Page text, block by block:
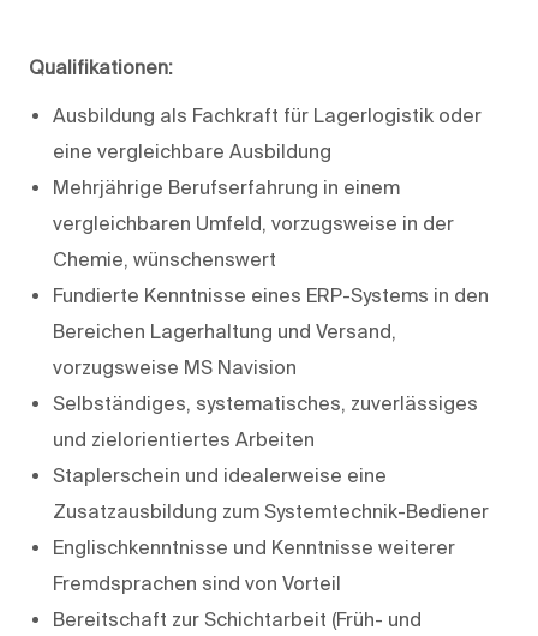
Qualifikationen:
Ausbildung als Fachkraft für Lagerlogistik oder
eine vergleichbare Ausbildung
Mehrjährige Berufserfahrung in einem
vergleichbaren Umfeld, vorzugsweise in der
Chemie, wünschenswert
Fundierte Kenntnisse eines ERP-Systems in den
Bereichen Lagerhaltung und Versand,
vorzugsweise MS Navision
Selbständiges, systematisches, zuverlässiges
und zielorientiertes Arbeiten
Staplerschein und idealerweise eine
Zusatzausbildung zum Systemtechnik-Bediener
Englischkenntnisse und Kenntnisse weiterer
Fremdsprachen sind von Vorteil
Bereitschaft zur Schichtarbeit (Früh- und